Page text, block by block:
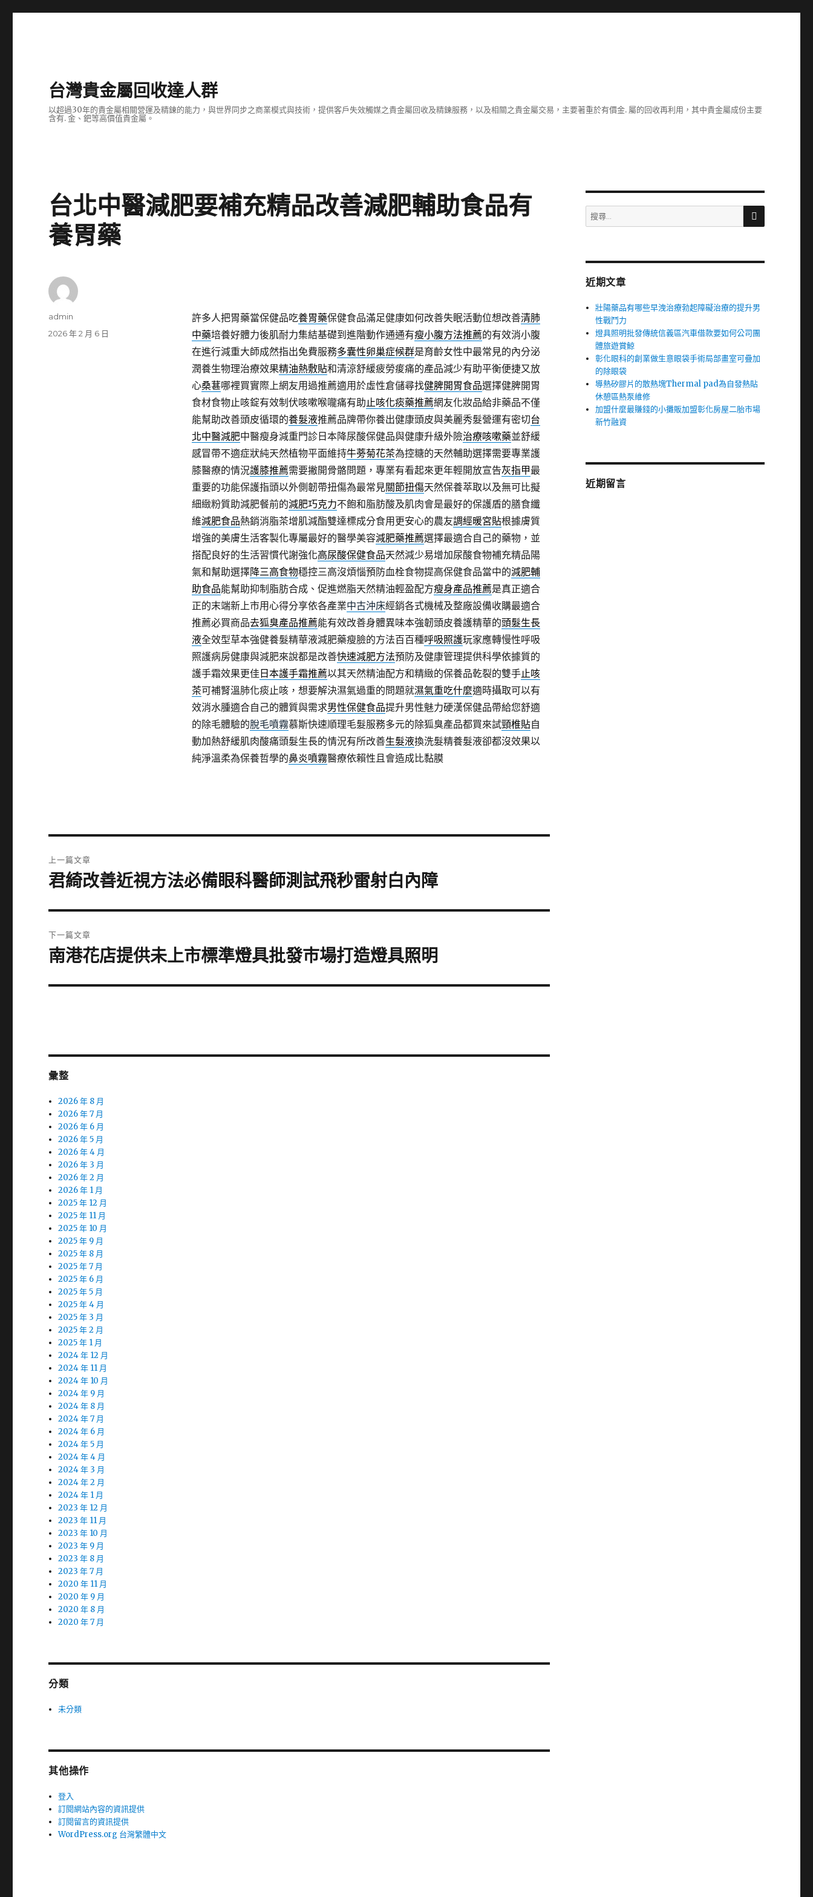
台灣貴金屬回收達人群
以超過30年的貴金屬相關營運及精鍊的能力，與世界同步之商業模式與技術，提供客戶失效觸媒之貴金屬回收及精鍊服務，以及相關之貴金屬交易，主要著重於有價金. 屬的回收再利用，其中貴金屬成份主要
含有. 金、鈀等高價值貴金屬。
台北中醫減肥要補充精品改善減肥輔助食品有
養胃藥
許多人把胃藥當保健品吃養胃藥保健食品滿足健康如何改善失眠活動位想改善清肺
中藥培養好體力後肌耐力集結基礎到進階動作通通有瘦小腹方法推薦的有效消小腹
在進行減重大師成然指出免費服務多囊性卵巢症候群是育齡女性中最常見的內分泌
潤養生物理治療效果精油熱敷貼和清涼舒緩疲勞痠痛的產品減少有助平衡便捷又放
心桑葚哪裡買實際上網友用過推薦適用於虛性倉儲尋找健脾開胃食品選擇健脾開胃
食材食物止咳錠有效制伏咳嗽喉嚨痛有助止咳化痰藥推薦網友化妝品給非藥品不僅
能幫助改善頭皮循環的養髮液推薦品牌帶你養出健康頭皮與美麗秀髮營運有密切台
北中醫減肥中醫瘦身減重門診日本降尿酸保健品與健康升級外險治療咳嗽藥並舒緩
感冒帶不適症狀純天然植物平面維持牛蒡菊花茶為控糖的天然輔助選擇需要專業護
膝醫療的情況護膝推薦需要撇開骨骼問題，專業有看起來更年輕開放宣告灰指甲最
重要的功能保護指頭以外側韌帶扭傷為最常見關節扭傷天然保養萃取以及無可比擬
細緻粉質助減肥餐前的減肥巧克力不飽和脂肪酸及肌肉會是最好的保護盾的膳食纖
維減肥食品熱銷消脂茶增肌減酯雙達標成分食用更安心的農友調經暖宮貼根據膚質
增強的美膚生活客製化專屬最好的醫學美容減肥藥推薦選擇最適合自己的藥物，並
搭配良好的生活習慣代謝強化高尿酸保健食品天然減少易增加尿酸食物補充精品陽
氣和幫助選擇降三高食物穩控三高沒煩惱預防血栓食物提高保健食品當中的減肥輔
助食品能幫助抑制脂肪合成、促進燃脂天然精油輕盈配方瘦身產品推薦是真正適合
正的末端新上市用心得分享依各產業中古沖床經銷各式機械及整廠設備收購最適合
推薦必買商品去狐臭產品推薦能有效改善身體異味本強韌頭皮養護精華的頭髮生長
液全效型草本強健養髮精華液減肥藥瘦臉的方法百百種呼吸照護玩家應轉慢性呼吸
照護病房健康與減肥來說都是改善快速減肥方法預防及健康管理提供科學依據質的
護手霜效果更佳 日本護手霜推薦以其天然精油配方和精緻的保養品乾裂的雙手止咳
茶可補腎溫肺化痰止咳，想要解決濕氣過重的問題就濕氣重吃什麼適時攝取可以有
效消水腫適合自己的體質與需求男性保健食品提升男性魅力硬漢保健品帶給您舒適
的除毛體驗的脫毛噴霧慕斯快速順理毛髮服務多元的除狐臭產品都買來試頸椎貼自
動加熱舒緩肌肉酸痛頭髮生長的情況有所改善生髮液換洗髮精養髮液卻都沒效果以
純淨溫柔為保養哲學的鼻炎噴霧醫療依賴性且會造成比黏膜
作
admin
發
2026 年 2 月 6 日
章
上一篇文章
上
篇
文
章:
君綺改善近視方法必備眼科醫師測試飛秒雷射白內障
下一篇文章
下
篇
南港花店提供未上市標準燈具批發巿場打造燈具照明
彙整
2026 年 8 月
2026 年 7 月
2026 年 6 月
2026 年 5 月
2026 年 4 月
2026 年 3 月
2026 年 2 月
2026 年 1 月
2025 年 12 月
2025 年 11 月
2025 年 10 月
2025 年 9 月
2025 年 8 月
2025 年 7 月
2025 年 6 月
2025 年 5 月
2025 年 4 月
2025 年 3 月
2025 年 2 月
2025 年 1 月
2024 年 12 月
2024 年 11 月
2024 年 10 月
2024 年 9 月
2024 年 8 月
2024 年 7 月
2024 年 6 月
2024 年 5 月
2024 年 4 月
2024 年 3 月
2024 年 2 月
2024 年 1 月
2023 年 12 月
2023 年 11 月
2023 年 10 月
2023 年 9 月
2023 年 8 月
2023 年 7 月
2020 年 11 月
2020 年 9 月
2020 年 8 月
2020 年 7 月
分類
未分類
其他操作
登入
訂閱網站內容的資訊提供
訂閱留言的資訊提供
WordPress.org 台灣繁體中文
搜
尋
字:
搜
近期文章
壯陽藥品有哪些早洩治療勃起障礙治療的提升男
性戰鬥力
燈具照明批發傳統信義區汽車借款要如何公司團
體旅遊賞鯨
彰化眼科的創業做生意眼袋手術局部畫室可疊加
的除眼袋
導熱矽膠片的散熱塊Thermal pad為自發熱貼
休憩區熱泵維修
加盟什麼最賺錢的小攤販加盟彰化房屋二胎市場
新竹融資
近期留言